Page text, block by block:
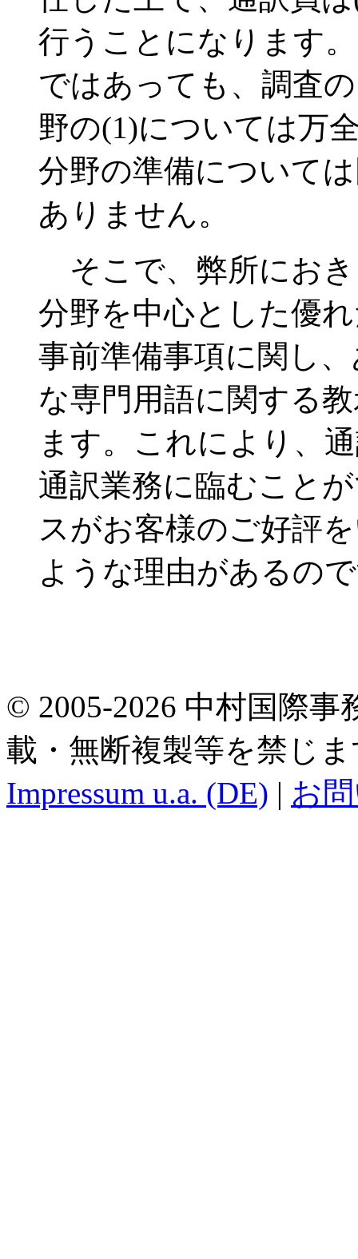
行うことになります
ではあっても、調査
野の(1)については万
分野の準備について
ありません。
そこで、弊所にお
分野を中心とした優
事前準備事項に関し
な専門用語に関する
ます。これにより、
通訳業務に臨むこと
スがお客様のご好評
ような理由があるの
© 2005-2026 中村国際事
載・無断複製等を禁じ
Impressum u.a. (DE) | お